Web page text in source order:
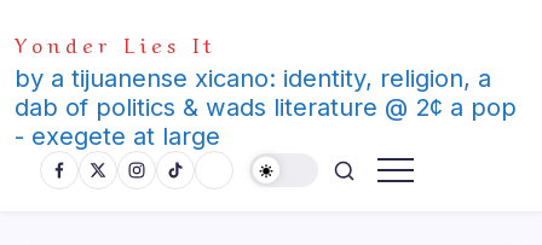
to
content
Yonder Lies It
by a tijuanense xicano: identity, religion, a
dab of politics & wads literature @ 2¢ a pop
- exegete at large